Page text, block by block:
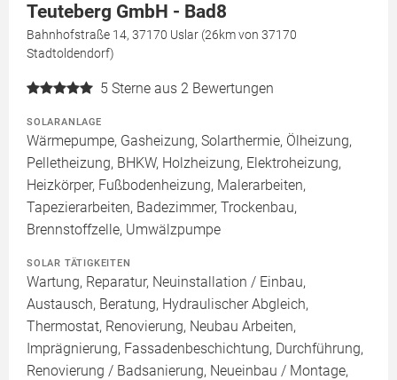
Teuteberg GmbH - Bad8
Bahnhofstraße 14, 37170 Uslar (26km von 37170
Stadtoldendorf)
5 Sterne aus 2 Bewertungen
SOLARANLAGE
Wärmepumpe, Gasheizung, Solarthermie, Ölheizung,
Pelletheizung, BHKW, Holzheizung, Elektroheizung,
Heizkörper, Fußbodenheizung, Malerarbeiten,
Tapezierarbeiten, Badezimmer, Trockenbau,
Brennstoffzelle, Umwälzpumpe
SOLAR TÄTIGKEITEN
Wartung, Reparatur, Neuinstallation / Einbau,
Austausch, Beratung, Hydraulischer Abgleich,
Thermostat, Renovierung, Neubau Arbeiten,
Imprägnierung, Fassadenbeschichtung, Durchführung,
Renovierung / Badsanierung, Neueinbau / Montage,